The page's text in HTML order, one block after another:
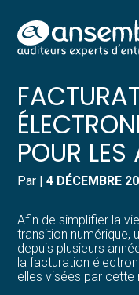
Aller
au
Créer et reprendre
Gérer votre
Piloter votre
Développer votre
Structurer votre
Être prêt pour la
Pilotez votre gestion
Suivre votre
Gérer vos
Dématérialiser vos
RÉFORME
POUR
Par |4 DÉCEMBRE
Afin de simplifier la
transition numérique,
depuis plusieurs
la facturation
elles visées par